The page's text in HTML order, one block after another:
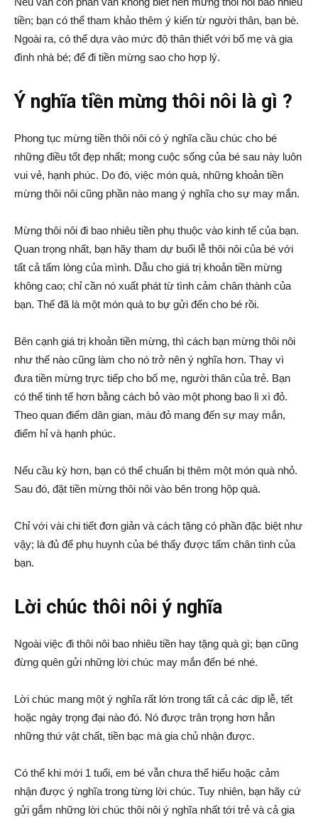
tiền; bạn có thể tham khảo thêm ý kiến từ người thân, bạn bè.
Ngoài ra, có thể dựa vào mức độ thân thiết với bố mẹ và gia
đình nhà bé; để đi tiền mừng sao cho hợp lý.
Ý nghĩa tiền mừng thôi nôi là gì ?
Phong tục mừng tiền thôi nôi có ý nghĩa cầu chúc cho bé
những điều tốt đẹp nhất; mong cuộc sống của bé sau này luôn
vui vẻ, hạnh phúc. Do đó, việc món quà, những khoản tiền
mừng thôi nôi cũng phần nào mang ý nghĩa cho sự may mắn.
Mừng thôi nôi đi bao nhiêu tiền phụ thuộc vào kinh tế của bạn.
Quan trọng nhất, bạn hãy tham dự buổi lễ thôi nôi của bé với
tất cả tấm lòng của mình. Dẫu cho giá trị khoản tiền mừng
không cao; chỉ cần nó xuất phát từ tình cảm chân thành của
bạn. Thế đã là một món quà to bự gửi đến cho bé rồi.
Bên cạnh giá trị khoản tiền mừng, thì cách bạn mừng thôi nôi
như thế nào cũng làm cho nó trở nên ý nghĩa hơn. Thay vì
đưa tiền mừng trực tiếp cho bố mẹ, người thân của trẻ. Bạn
có thể tinh tế hơn bằng cách bỏ vào một phong bao lì xì đỏ.
Theo quan điểm dân gian, màu đỏ mang đến sự may mắn,
điểm hỉ và hạnh phúc.
Nếu cầu kỳ hơn, bạn có thể chuẩn bị thêm một món quà nhỏ.
Sau đó, đặt tiền mừng thôi nôi vào bên trong hộp quà.
Chỉ với vài chi tiết đơn giản và cách tặng có phần đặc biệt như
vậy; là đủ để phụ huynh của bé thấy được tấm chân tình của
bạn.
Lời chúc thôi nôi ý nghĩa
Ngoài việc đi thôi nôi bao nhiêu tiền hay tặng quà gì; bạn cũng
đừng quên gửi những lời chúc may mắn đến bé nhé.
Lời chúc mang một ý nghĩa rất lớn trong tất cả các dịp lễ, tết
hoặc ngày trọng đại nào đó. Nó được trân trọng hơn hẳn
những thứ vật chất, tiền bạc mà gia chủ nhận được.
Có thể khi mới 1 tuổi, em bé vẫn chưa thể hiểu hoặc cảm
nhận được ý nghĩa trong từng lời chúc. Tuy nhiên, bạn hãy cứ
gửi gắm những lời chúc thôi nôi ý nghĩa nhất tới trẻ và cả gia